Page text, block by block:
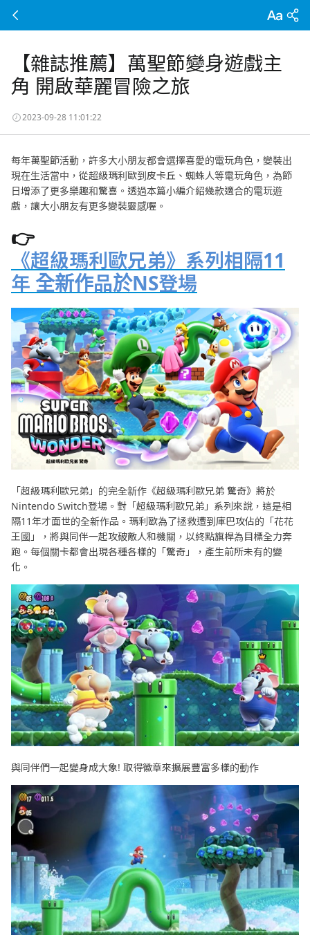
【雜誌推薦】萬聖節變身遊戲主
角 開啟華麗冒險之旅
2023-09-28 11:01:22
每年萬聖節活動，許多大小朋友都會選擇喜愛的電玩角色，變裝出
現在生活當中，從超級瑪利歐到皮卡丘、蜘蛛人等電玩角色，為節
日增添了更多樂趣和驚喜。透過本篇小編介紹幾款適合的電玩遊
戲，讓大小朋友有更多變裝靈感喔。
👉
《超級瑪利歐兄弟》系列相隔11
年 全新作品於NS登場
「超級瑪利歐兄弟」的完全新作《超級瑪利歐兄弟 驚奇》將於
Nintendo Switch登場。對「超級瑪利歐兄弟」系列來說，這是相
隔11年才面世的全新作品。瑪利歐為了拯救遭到庫巴攻佔的「花花
王國」，將與同伴一起攻破敵人和機關，以終點旗桿為目標全力奔
跑。每個關卡都會出現各種各樣的「驚奇」，產生前所未有的變
化。
與同伴們一起變身成大象! 取得徽章來擴展豐富多樣的動作